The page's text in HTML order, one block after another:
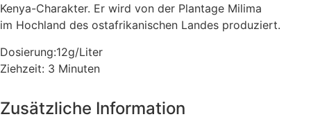
Kenya-Charakter. Er wird von der Plantage Milima
im Hochland des ostafrikanischen Landes produziert.
Dosierung:12g/Liter
Ziehzeit: 3 Minuten
Zusätzliche Information